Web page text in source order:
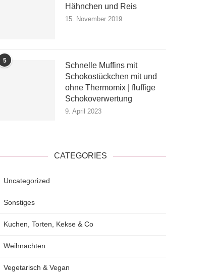
Hähnchen und Reis
15. November 2019
5
Schnelle Muffins mit
Schokostückchen mit und
ohne Thermomix | fluffige
Schokoverwertung
9. April 2023
CATEGORIES
Uncategorized
Sonstiges
Kuchen, Torten, Kekse & Co
Weihnachten
Vegetarisch & Vegan